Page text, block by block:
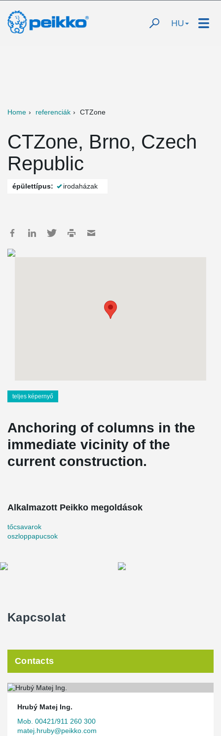
HU
Home referenciák CTZone
CTZone, Brno, Czech
Republic
épülettípus: irodaházak
teljes képernyő
Anchoring of columns in the
immediate vicinity of the
current construction.
Alkalmazott Peikko megoldások
tőcsavarok
oszloppapucsok
Kapcsolat
Contacts
Hrubý Matej Ing.
Mob. 00421/911 260 300
matej.hruby@peikko.com